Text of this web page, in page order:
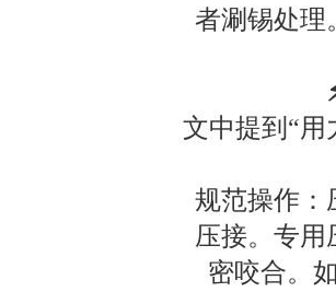
者涮锡处理
文中提到“
规范操作：
压接。专
密咬合。